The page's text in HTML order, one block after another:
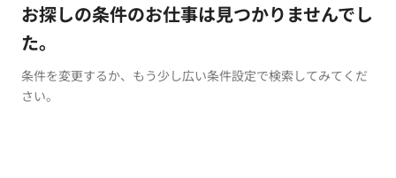
お探しの条件のお仕事は見つかりませんでし
た。
条件を変更するか、もう少し広い条件設定で検索してみてくだ
さい。